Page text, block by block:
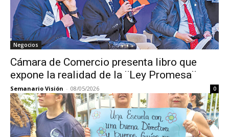
Negocios
Cámara de Comercio presenta libro que
expone la realidad de la ¨Ley Promesa¨
Semanario Visión - 08/05/2026 0